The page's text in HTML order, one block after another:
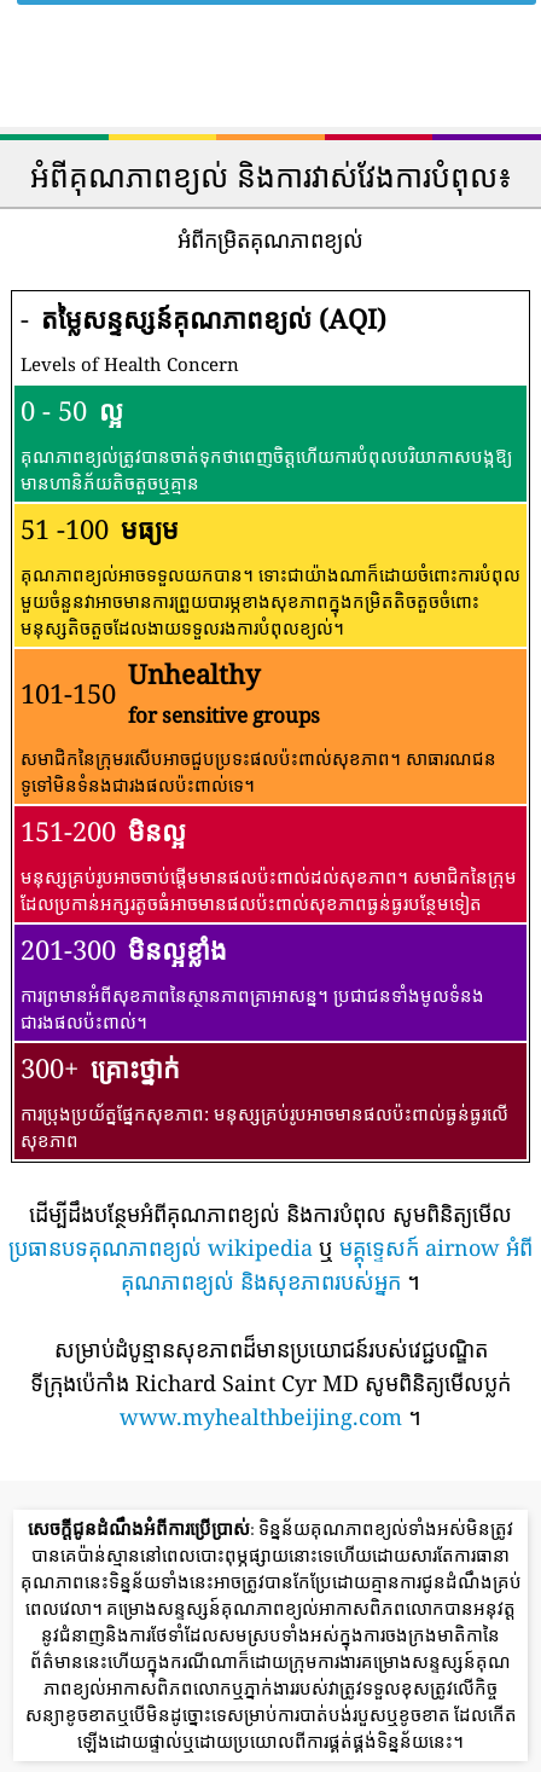
អំពីគុណភាពខ្យល់ និងការវាស់វែងការបំពុល៖
អំពីកម្រិតគុណភាពខ្យល់
- តម្លៃសន្ទស្សន៍គុណភាពខ្យល់ (AQI)
Levels of Health Concern
0 - 50 ល្អ
គុណភាពខ្យល់ត្រូវបានចាត់ទុកថាពេញចិត្តហើយការបំពុលបរិយាកាសបង្កឱ្យ
មានហានិភ័យតិចតួចឬគ្មាន
51 -100 មធ្យម
គុណភាពខ្យល់អាចទទួលយកបាន។ ទោះជាយ៉ាងណាក៏ដោយចំពោះការបំពុល
មួយចំនួនវាអាចមានការព្រួយបារម្ភខាងសុខភាពក្នុងកម្រិតតិចតួចចំពោះ
មនុស្សតិចតួចដែលងាយទទួលរងការបំពុលខ្យល់។
101-150
Unhealthy
for sensitive groups
សមាជិកនៃក្រុមរសើបអាចជួបប្រទះផលប៉ះពាល់សុខភាព។ សាធារណជន​
ទូទៅ​មិន​ទំនង​ជា​រង​ផល​ប៉ះពាល់​ទេ។
151-200 មិនល្អ
មនុស្សគ្រប់រូបអាចចាប់ផ្តើមមានផលប៉ះពាល់ដល់សុខភាព។ សមាជិកនៃក្រុម
ដែលប្រកាន់អក្សរតូចធំអាចមានផលប៉ះពាល់សុខភាពធ្ងន់ធ្ងរបន្ថែមទៀត
201-300 មិនល្អខ្លាំង
ការព្រមានអំពីសុខភាពនៃស្ថានភាពគ្រាអាសន្ន។ ប្រជាជនទាំងមូលទំនង
ជារងផលប៉ះពាល់។
300+ គ្រោះថ្នាក់
ការប្រុងប្រយ័ត្នផ្នែកសុខភាព: មនុស្សគ្រប់រូបអាចមានផលប៉ះពាល់ធ្ងន់ធ្ងរលើ
សុខភាព
ដើម្បីដឹងបន្ថែមអំពីគុណភាពខ្យល់ និងការបំពុល សូមពិនិត្យមើល
ប្រធានបទគុណភាពខ្យល់ wikipedia ឬ មគ្គុទ្ទេសក៍ airnow អំពី
គុណភាពខ្យល់ និងសុខភាពរបស់អ្នក ។
សម្រាប់ដំបូន្មានសុខភាពដ៏មានប្រយោជន៍របស់វេជ្ជបណ្ឌិត
ទីក្រុងប៉េកាំង Richard Saint Cyr MD សូមពិនិត្យមើលប្លក់
www.myhealthbeijing.com ។
សេចក្តីជូនដំណឹងអំពីការប្រើប្រាស់: ទិន្នន័យគុណភាពខ្យល់ទាំងអស់មិនត្រូវ
បានគេប៉ាន់ស្មាននៅពេលបោះពុម្ភផ្សាយនោះទេហើយដោយសារតែការធានា
គុណភាពនេះទិន្នន័យទាំងនេះអាចត្រូវបានកែប្រែដោយគ្មានការជូនដំណឹងគ្រប់
ពេលវេលា។ គម្រោងសន្ទស្សន៍គុណភាពខ្យល់អាកាសពិភពលោកបានអនុវត្ត
នូវជំនាញនិងការថែទាំដែលសមស្របទាំងអស់ក្នុងការចងក្រងមាតិកានៃ
ព័ត៌មាននេះហើយក្នុងករណីណាក៏ដោយក្រុមការងារគម្រោងសន្ទស្សន៍គុណ
ភាពខ្យល់អាកាសពិភពលោកឬភ្នាក់ងាររបស់វាត្រូវទទួលខុសត្រូវលើកិច្ច
សន្យាខូចខាតឬបើមិនដូច្នោះទេសម្រាប់ការបាត់បង់របួសឬខូចខាត ដែលកើត
ឡើងដោយផ្ទាល់ឬដោយប្រយោលពីការផ្គត់ផ្គង់ទិន្នន័យនេះ។